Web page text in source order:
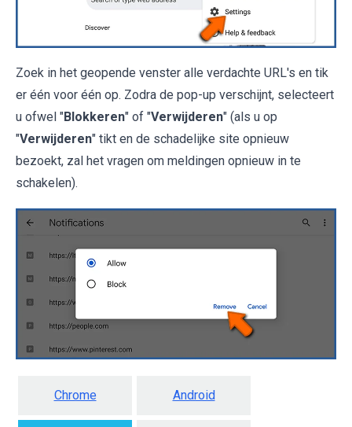
Zoek in het geopende venster alle verdachte URL's en tik
er één voor één op. Zodra de pop-up verschijnt, selecteert
u ofwel "Blokkeren" of "Verwijderen" (als u op
"Verwijderen" tikt en de schadelijke site opnieuw
bezoekt, zal het vragen om meldingen opnieuw in te
schakelen).
Chrome Android